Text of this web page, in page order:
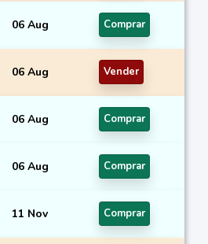
06 Aug Comprar
06 Aug Vender
06 Aug Comprar
06 Aug Comprar
11 Nov Comprar